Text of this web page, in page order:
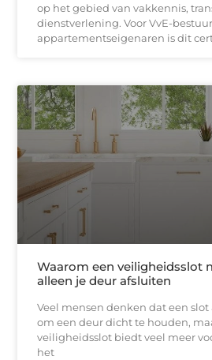
op het gebied van vakkennis,
dienstverlening. Voor VvE-
appartementseigenaren is dit
Waarom een veiligheidsslot
alleen je deur afsluiten
Veel mensen denken dat een
om een deur dicht te houden,
veiligheidsslot biedt veel meer
het